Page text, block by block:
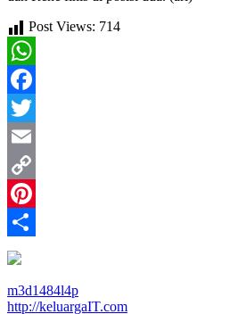
Post Views: 714
WhatsApp
Facebook
Twitter
Email
Copy
Link
Pinterest
Share
m3d1484l4p
http://keluargaIT.com